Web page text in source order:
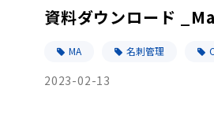
資料ダウンロード
MA 名刺管理
2023-02-13